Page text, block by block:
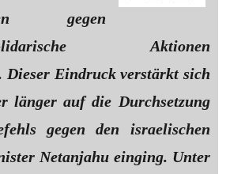
gegen
Aktionen
Dieser Eindruck verstärkt sich
länger auf die Durchsetzung
gegen den israelischen
Netanjahu einging. Unter